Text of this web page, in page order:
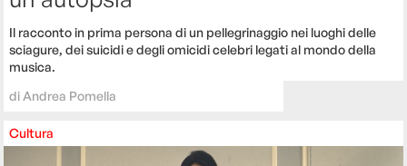
Il racconto in prima persona di un pellegrinaggio nei luoghi delle
sciagure, dei suicidi e degli omicidi celebri legati al mondo della
musica.
diAndrea Pomella
Cultura